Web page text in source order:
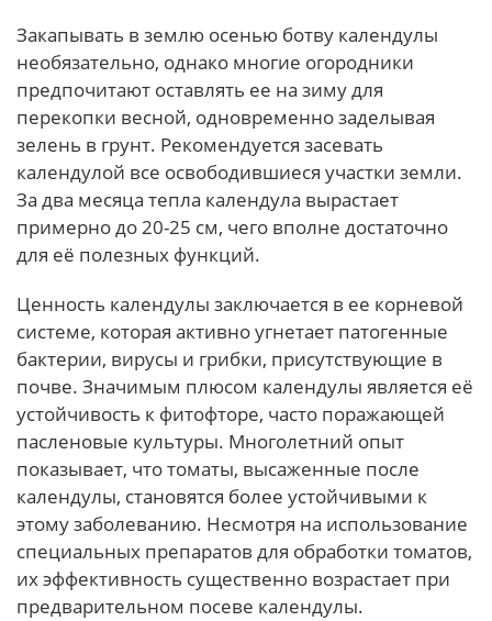
Закапывать в землю осенью ботву календулы
необязательно, однако многие огородники
предпочитают оставлять ее на зиму для
перекопки весной, одновременно заделывая
зелень в грунт. Рекомендуется засевать
календулой все освободившиеся участки земли.
За два месяца тепла календула вырастает
примерно до 20-25 см, чего вполне достаточно
для её полезных функций.
Ценность календулы заключается в ее корневой
системе, которая активно угнетает патогенные
бактерии, вирусы и грибки, присутствующие в
почве. Значимым плюсом календулы является её
устойчивость к фитофторе, часто поражающей
пасленовые культуры. Многолетний опыт
показывает, что томаты, высаженные после
календулы, становятся более устойчивыми к
этому заболеванию. Несмотря на использование
специальных препаратов для обработки томатов,
их эффективность существенно возрастает при
предварительном посеве календулы.